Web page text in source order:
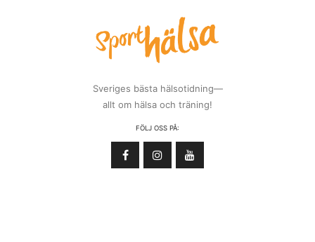
Sveriges bästa hälsotidning—
allt om hälsa och träning!
FÖLJ OSS PÅ: